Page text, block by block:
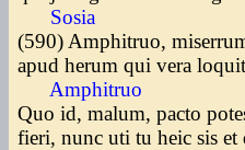
Sosia
(590) Amphitruo,
apud herum qui vera
Amphitruo
Quo id, malum, pacto
fieri, nunc uti tu heic sis